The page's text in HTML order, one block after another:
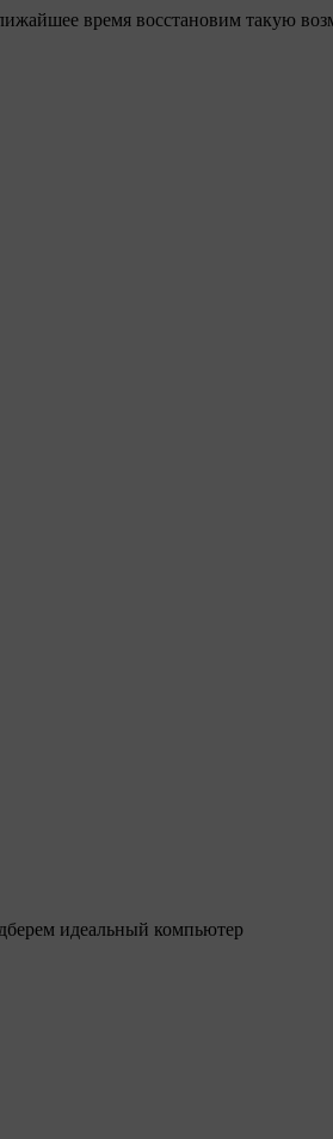
время восстановим такую
идеальный компьютер